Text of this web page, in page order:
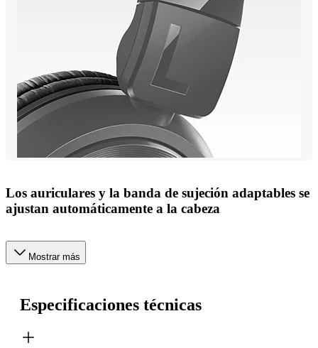
Los auriculares y la banda de sujeción adaptables se
ajustan automáticamente a la cabeza
Mostrar más
Especificaciones técnicas